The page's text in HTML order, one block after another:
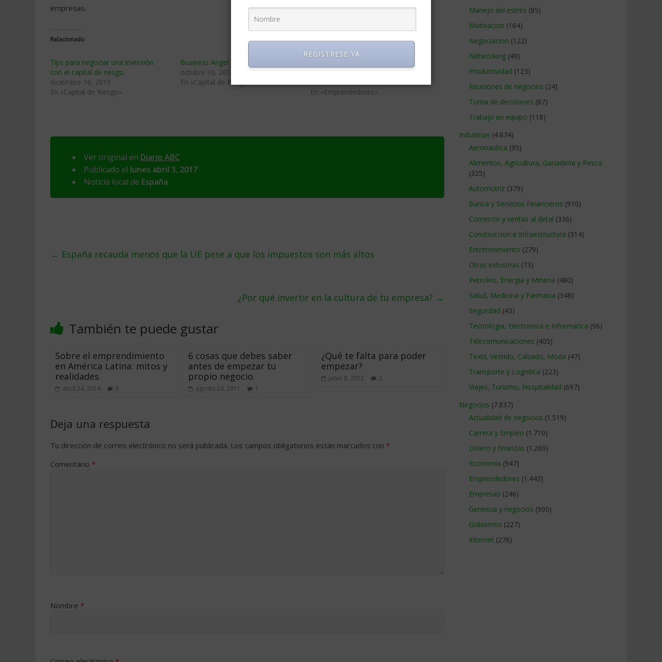
empresas.
Relacionado
Tips para negociar una inversión
con el capital de riesgo
diciembre 16, 2019
En «Capital de Riesgo»
Business Angel España: atráelos
octubre 16, 2019
En «Capital de Riesgo»
En «Emprendedores»
Ver original en Diario ABC
Publicado el lunes abril 3, 2017
Noticia local de España
← España recauda menos que la UE pese a que los impuestos son más altos
¿Por qué invertir en la cultura de tu empresa? →
También te puede gustar
Sobre el emprendimiento
en América Latina: mitos y
realidades
abril 24, 2014 0
6 cosas que debes saber
antes de empezar tu
propio negocio
agosto 24, 2011 1
¿Qué te falta para poder
empezar?
junio 8, 2012 2
Deja una respuesta
Tu dirección de correo electrónico no será publicada. Los campos obligatorios están marcados con *
Comentario *
Nombre *
Manejo del estrés (85)
Motivacion (164)
Negociacion (122)
Networking (49)
Productividad (123)
Reuniones de negocios (24)
Toma de decisiones (87)
Trabajo en equipo (118)
Industrias (4.874)
Aeronautica (95)
Alimentos, Agricultura, Ganaderia y Pesca
(325)
Automotriz (379)
Banca y Servicios Financieros (910)
Comercio y ventas al detal (336)
Construccion e Infraestructura (314)
Entretenimiento (279)
Otras industrias (73)
Petroleo, Energia y Mineria (480)
Salud, Medicina y Farmacia (348)
Seguridad (43)
Tecnologia, Electronica e Informatica (96)
Telecomunicaciones (405)
Textil, Vestido, Calzado, Moda (47)
Transporte y Logistica (223)
Viajes, Turismo, Hospitalidad (697)
Negocios (7.837)
Actualidad de negocios (1.519)
Carrera y Empleo (1.710)
Dinero y finanzas (1.260)
Economía (947)
Emprendedores (1.443)
Empresas (246)
Gerencia y negocios (900)
Gobiernos (227)
Internet (276)
REGISTRESE YA